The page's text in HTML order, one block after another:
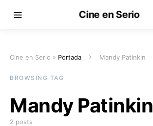
Cine en Serio
Cine en Serio » Portada Mandy Patinkin
BROWSING TAG
Mandy Patinkin
2 posts